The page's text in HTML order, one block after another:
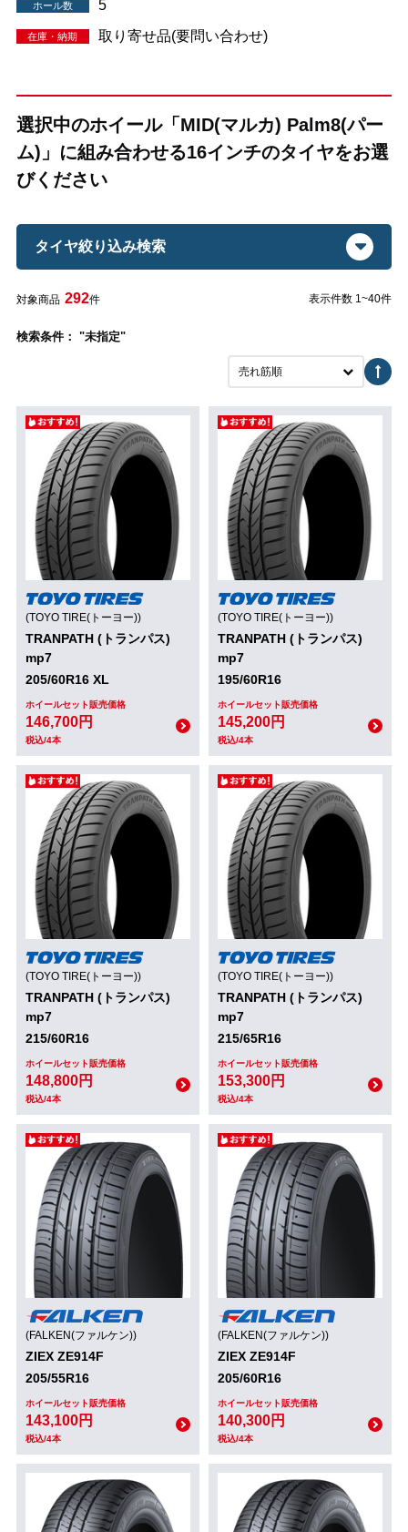
ホール数 5
在庫・納期 取り寄せ品(要問い合わせ)
選択中のホイール「MID(マルカ) Palm8(パー
ム)」に組み合わせる16インチのタイヤをお選
びください
タイヤ絞り込み検索
対象商品 292件 表示件数 1~40件
検索条件： "未指定"
売れ筋順
(TOYO TIRE(トーヨー))
TRANPATH (トランパス)
mp7
205/60R16 XL
ホイールセット販売価格
146,700円
税込/4本
(TOYO TIRE(トーヨー))
TRANPATH (トランパス)
mp7
195/60R16
ホイールセット販売価格
145,200円
税込/4本
(TOYO TIRE(トーヨー))
TRANPATH (トランパス)
mp7
215/60R16
ホイールセット販売価格
148,800円
税込/4本
(TOYO TIRE(トーヨー))
TRANPATH (トランパス)
mp7
215/65R16
ホイールセット販売価格
153,300円
税込/4本
(FALKEN(ファルケン))
ZIEX ZE914F
205/55R16
ホイールセット販売価格
143,100円
税込/4本
(FALKEN(ファルケン))
ZIEX ZE914F
205/60R16
ホイールセット販売価格
140,300円
税込/4本